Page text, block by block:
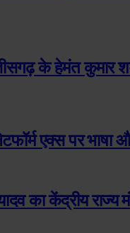
के हेमंत कुमार
एक्स पर
का केंद्रीय